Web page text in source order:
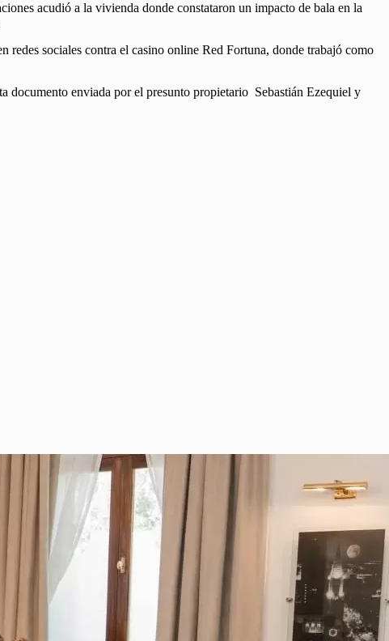
acudió a la vivienda donde constataron un impacto de bala en la
redes sociales contra el casino online Red Fortuna, donde trabajó como
documento enviada por el presunto propietario Sebastián Ezequiel y